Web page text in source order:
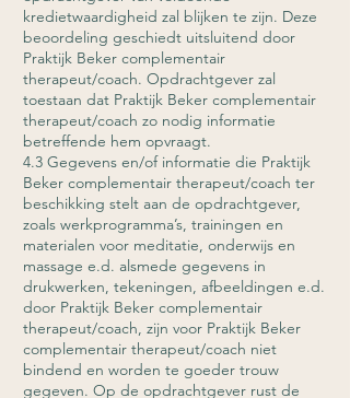
kredietwaardigheid zal blijken te zijn. Deze
beoordeling geschiedt uitsluitend door
Praktijk Beker complementair
therapeut/coach. Opdrachtgever zal
toestaan dat Praktijk Beker complementair
therapeut/coach zo nodig informatie
betreffende hem opvraagt.
4.3 Gegevens en/of informatie die Praktijk
Beker complementair therapeut/coach ter
beschikking stelt aan de opdrachtgever,
zoals werkprogramma’s, trainingen en
materialen voor meditatie, onderwijs en
massage e.d. alsmede gegevens in
drukwerken, tekeningen, afbeeldingen e.d.
door Praktijk Beker complementair
therapeut/coach, zijn voor Praktijk Beker
complementair therapeut/coach niet
bindend en worden te goeder trouw
gegeven. Op de opdrachtgever rust de